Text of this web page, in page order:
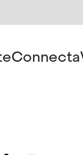
Connecta